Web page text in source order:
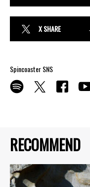
RECOMMEND
X SHARE
Spincoaster SNS